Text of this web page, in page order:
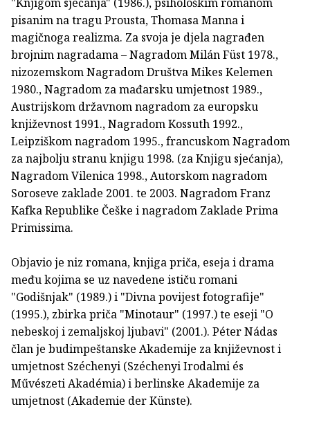
pisanim na tragu Prousta, Thomasa Manna i
magičnoga realizma. Za svoja je djela nagrađen
brojnim nagradama – Nagradom Milán Füst 1978.,
nizozemskom Nagradom Društva Mikes Kelemen
1980., Nagradom za mađarsku umjetnost 1989.,
Austrijskom državnom nagradom za europsku
književnost 1991., Nagradom Kossuth 1992.,
Leipziškom nagradom 1995., francuskom Nagradom
za najbolju stranu knjigu 1998. (za Knjigu sjećanja),
Nagradom Vilenica 1998., Autorskom nagradom
Soroseve zaklade 2001. te 2003. Nagradom Franz
Kafka Republike Češke i nagradom Zaklade Prima
Primissima.
Objavio je niz romana, knjiga priča, eseja i drama
među kojima se uz navedene ističu romani
"Godišnjak" (1989.) i "Divna povijest fotografije"
(1995.), zbirka priča "Minotaur" (1997.) te eseji "O
nebeskoj i zemaljskoj ljubavi" (2001.). Péter Nádas
član je budimpeštanske Akademije za književnost i
umjetnost Széchenyi (Széchenyi Irodalmi és
Művészeti Akadémia) i berlinske Akademije za
umjetnost (Akademie der Künste).